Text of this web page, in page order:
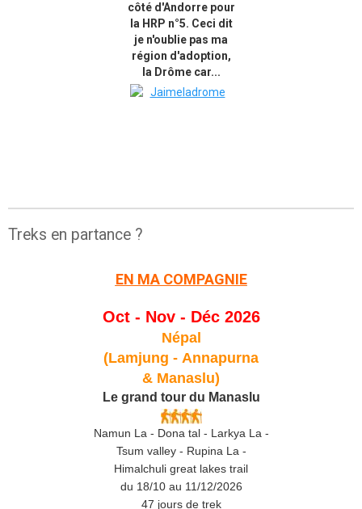
côté d'Andorre pour
la HRP n°5. Ceci dit
je n'oublie pas ma
région d'adoption,
la Drôme car...
Treks en partance ?
EN MA COMPAGNIE
Oct - Nov - Déc 2026
Népal
(Lamjung - Annapurna
& Manaslu)
Le grand tour du Manaslu
Namun La - Dona tal - Larkya La -
Tsum valley - Rupina La -
Himalchuli great lakes trail
du 18/10 au 11/12/2026
47 jours de trek